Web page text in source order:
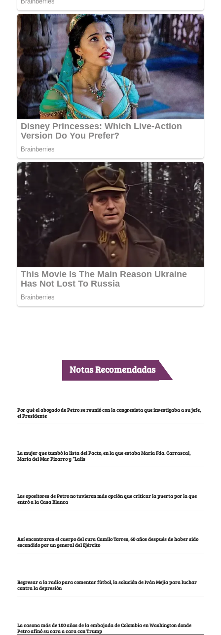
Notas Recomendadas
Por qué el abogado de Petro se reunió con la congresista que investigaba a su jefe,
el Presidente
La mujer que tumbó la lista del Pacto, en la que estaba María Fda. Carrascal,
María del Mar Pizarro y “Lalis
Los opositores de Petro no tuvieron más opción que criticar la puerta por la que
entró a la Casa Blanca
Así encontraron el cuerpo del cura Camilo Torres, 60 años después de haber sido
escondido por un general del Ejército
Regresar a la radio para comentar fútbol, la solución de Iván Mejía para luchar
contra la depresión
La casona más de 100 años de la embajada de Colombia en Washington donde
Petro afinó su cara a cara con Trump